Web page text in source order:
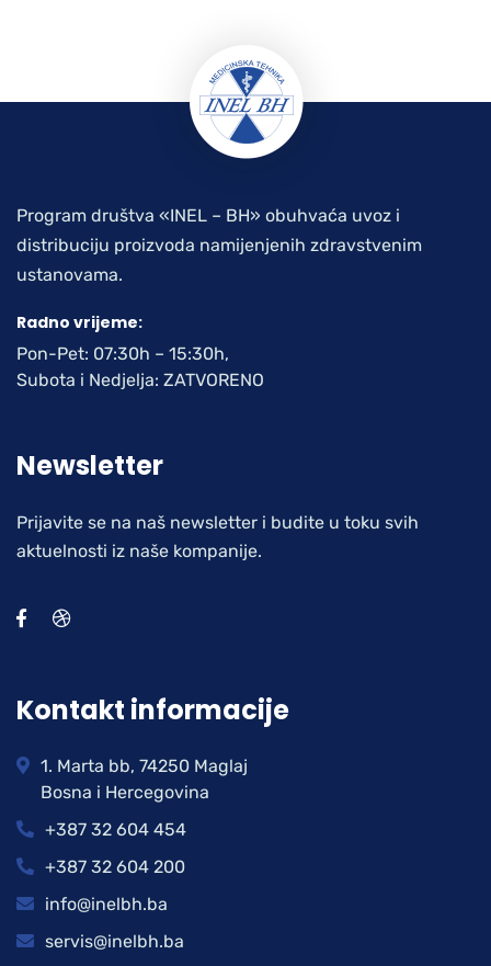
Program društva «INEL – BH» obuhvaća uvoz i
distribuciju proizvoda namijenjenih zdravstvenim
ustanovama.
Radno vrijeme:
Pon-Pet: 07:30h – 15:30h,
Subota i Nedjelja: ZATVORENO
Newsletter
Prijavite se na naš newsletter i budite u toku svih
aktuelnosti iz naše kompanije.
Kontakt informacije
1. Marta bb, 74250 Maglaj
Bosna i Hercegovina
+387 32 604 454
+387 32 604 200
info@inelbh.ba
servis@inelbh.ba